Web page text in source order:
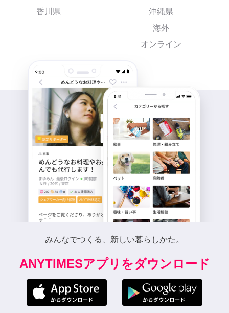
香川県
沖縄県
海外
オンライン
みんなでつくる、新しい暮らしかた。
ANYTIMESアプリをダウンロード